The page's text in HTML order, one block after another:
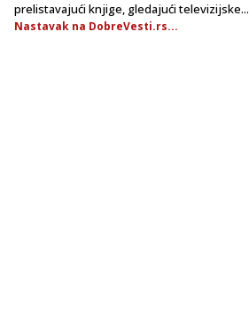
prelistavajući knjige, gledajući televizijske...
Nastavak na DobreVesti.rs...